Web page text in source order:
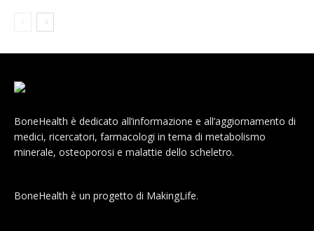
BoneHealth è dedicato all’informazione e all’aggiornamento di
medici, ricercatori, farmacologi in tema di metabolismo
minerale, osteoporosi e malattie dello scheletro.
BoneHealth è un progetto di MakingLife.